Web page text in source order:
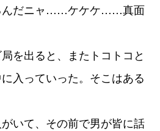
んだニャ……ケケケ……真面
を出ると、またトコトコと
入っていった。そこはある
いて、その前で男が皆に話